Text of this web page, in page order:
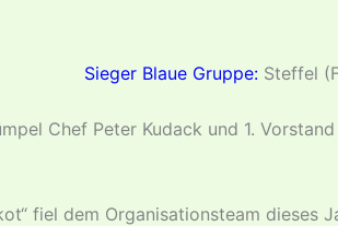
Sieger Blaue Gruppe:Steffel
Chef Peter Kudack und 1.
fiel dem Organisationsteam